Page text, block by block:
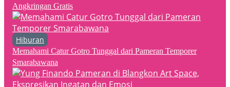
Angkringan Gratis
Hiburan
Memahami Catur Gotro Tunggal dari Pameran Temporer
Smarabawana